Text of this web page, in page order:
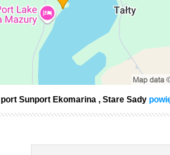
port Sunport Ekomarina , Stare Sady